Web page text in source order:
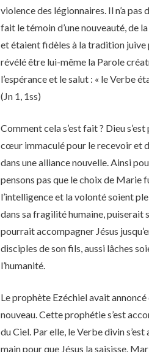
violence des légionnaires. Il n’a
fait le témoin d’une nouveauté, de
et étaient fidèles à la tradition juive
révélé être lui-même la Parole
l’espérance et le salut : « le Verbe
(Jn 1, 1ss)
Comment cela s’est fait ? Dieu
cœur immaculé pour le recevoir et
dans une alliance nouvelle. Ainsi
pensons pas que le choix de
l’intelligence et la volonté soient
dans sa fragilité humaine, puiserait
pourrait accompagner Jésus
disciples de son fils, aussi lâches
l’humanité.
Le prophète Ezéchiel avait
nouveau. Cette prophétie s’est
du Ciel. Par elle, le Verbe divin
main pour que Jésus la saisisse.